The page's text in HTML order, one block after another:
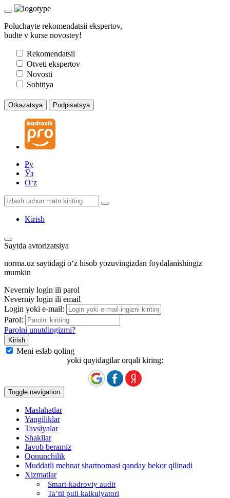
Poluchayte rekomendatsii ekspertov,
budte v kurse novostey!
Rekomendatsii
Otveti ekspertov
Novosti
Sobitiya
Otkazatsya Podpisatsya
Ру
Ўз
Oʻz
Kirish
Saytda avtorizatsiya
norma.uz saytidagi oʻz hisob yozuvingizdan foydalanishingiz
mumkin
Neverniy login ili parol
Neverniy login ili email
Login yoki e-mail:
Parol:
Parolni unutdingizmi?
Meni eslab qoling
yoki quyidagilar orqali kiring:
Toggle navigation
Maslahatlar
Yangiliklar
Tavsiyalar
Shakllar
Javob beramiz
Qonunchilik
Muddatli mehnat shartnomasi qanday bekor qilinadi
Xizmatlar
Smart-kadroviy audit
Ta’til puli kalkulyatori